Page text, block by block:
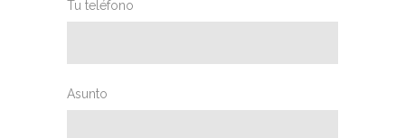
Tu teléfono
Asunto